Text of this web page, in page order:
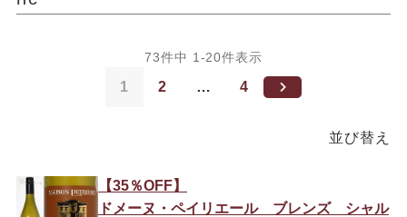
並び替え
73件中 1 -20件表示
1 2 … 4
【35％OFF】
ドメーヌ・ペイリエール ブレンズ シャル